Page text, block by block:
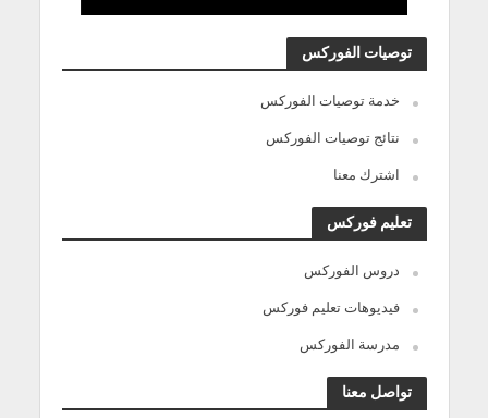
توصيات الفوركس
خدمة توصيات الفوركس
نتائج توصيات الفوركس
اشترك معنا
تعليم فوركس
دروس الفوركس
فيديوهات تعليم فوركس
مدرسة الفوركس
تواصل معنا